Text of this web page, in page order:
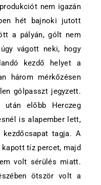
nem igazán
hét bajnoki jutott
a pályán, gólt nem
vágott neki, hogy
kezdő helyet a
három mérkőzésen
gólpasszt jegyzett.
után előbb Herczeg
is alapember lett,
tagja. A
tíz percet, majd
volt sérülés miatt.
ötször volt a